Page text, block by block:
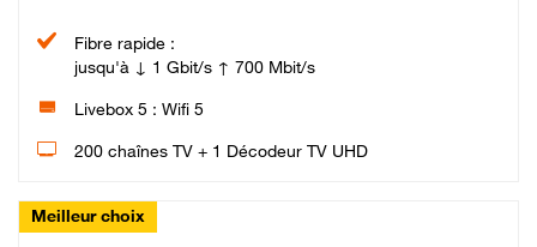
Fibre rapide :
jusqu'à ↓ 1 Gbit/s ↑ 700 Mbit/s
Livebox 5 : Wifi 5
200 chaînes TV + 1 Décodeur TV UHD
Meilleur choix